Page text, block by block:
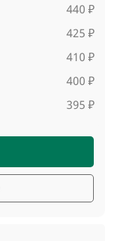
440 ₽
425 ₽
410 ₽
400 ₽
395 ₽